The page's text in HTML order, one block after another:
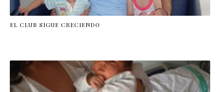
EL CLUB SIGUE CRECIENDO